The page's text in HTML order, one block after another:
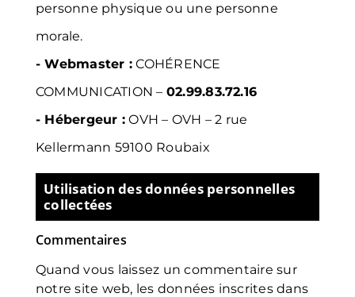
personne physique ou une personne
morale.
- Webmaster : COHÉRENCE
COMMUNICATION – 02.99.83.72.16
- Hébergeur : OVH – OVH – 2 rue
Kellermann 59100 Roubaix
Utilisation des données personnelles
collectées
Commentaires
Quand vous laissez un commentaire sur
notre site web, les données inscrites dans